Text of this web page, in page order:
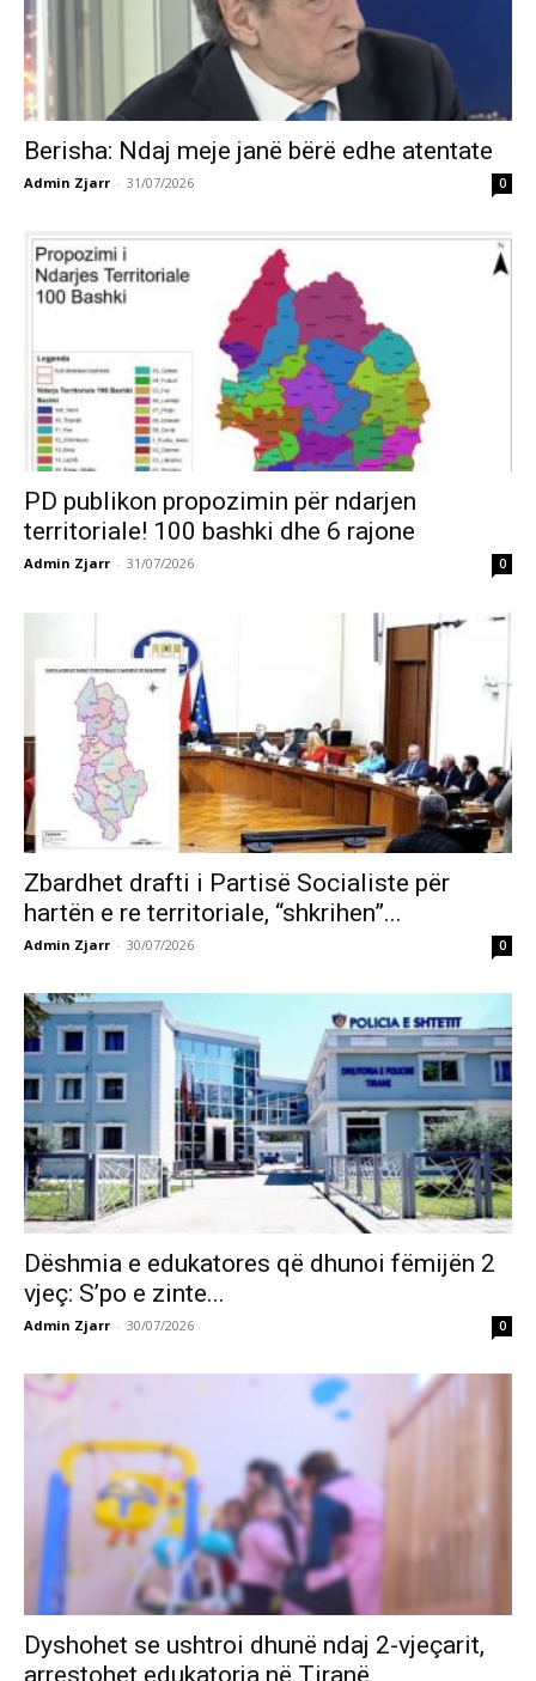
Berisha: Ndaj meje janë bërë edhe atentate
Admin Zjarr - 31/07/2026 0
PD publikon propozimin për ndarjen
territoriale! 100 bashki dhe 6 rajone
Admin Zjarr - 31/07/2026 0
Zbardhet drafti i Partisë Socialiste për
hartën e re territoriale, “shkrihen”...
Admin Zjarr - 30/07/2026 0
Dëshmia e edukatores që dhunoi fëmijën 2
vjeç: S’po e zinte...
Admin Zjarr - 30/07/2026 0
Dyshohet se ushtroi dhunë ndaj 2-vjeçarit,
arrestohet edukatorja në Tiranë